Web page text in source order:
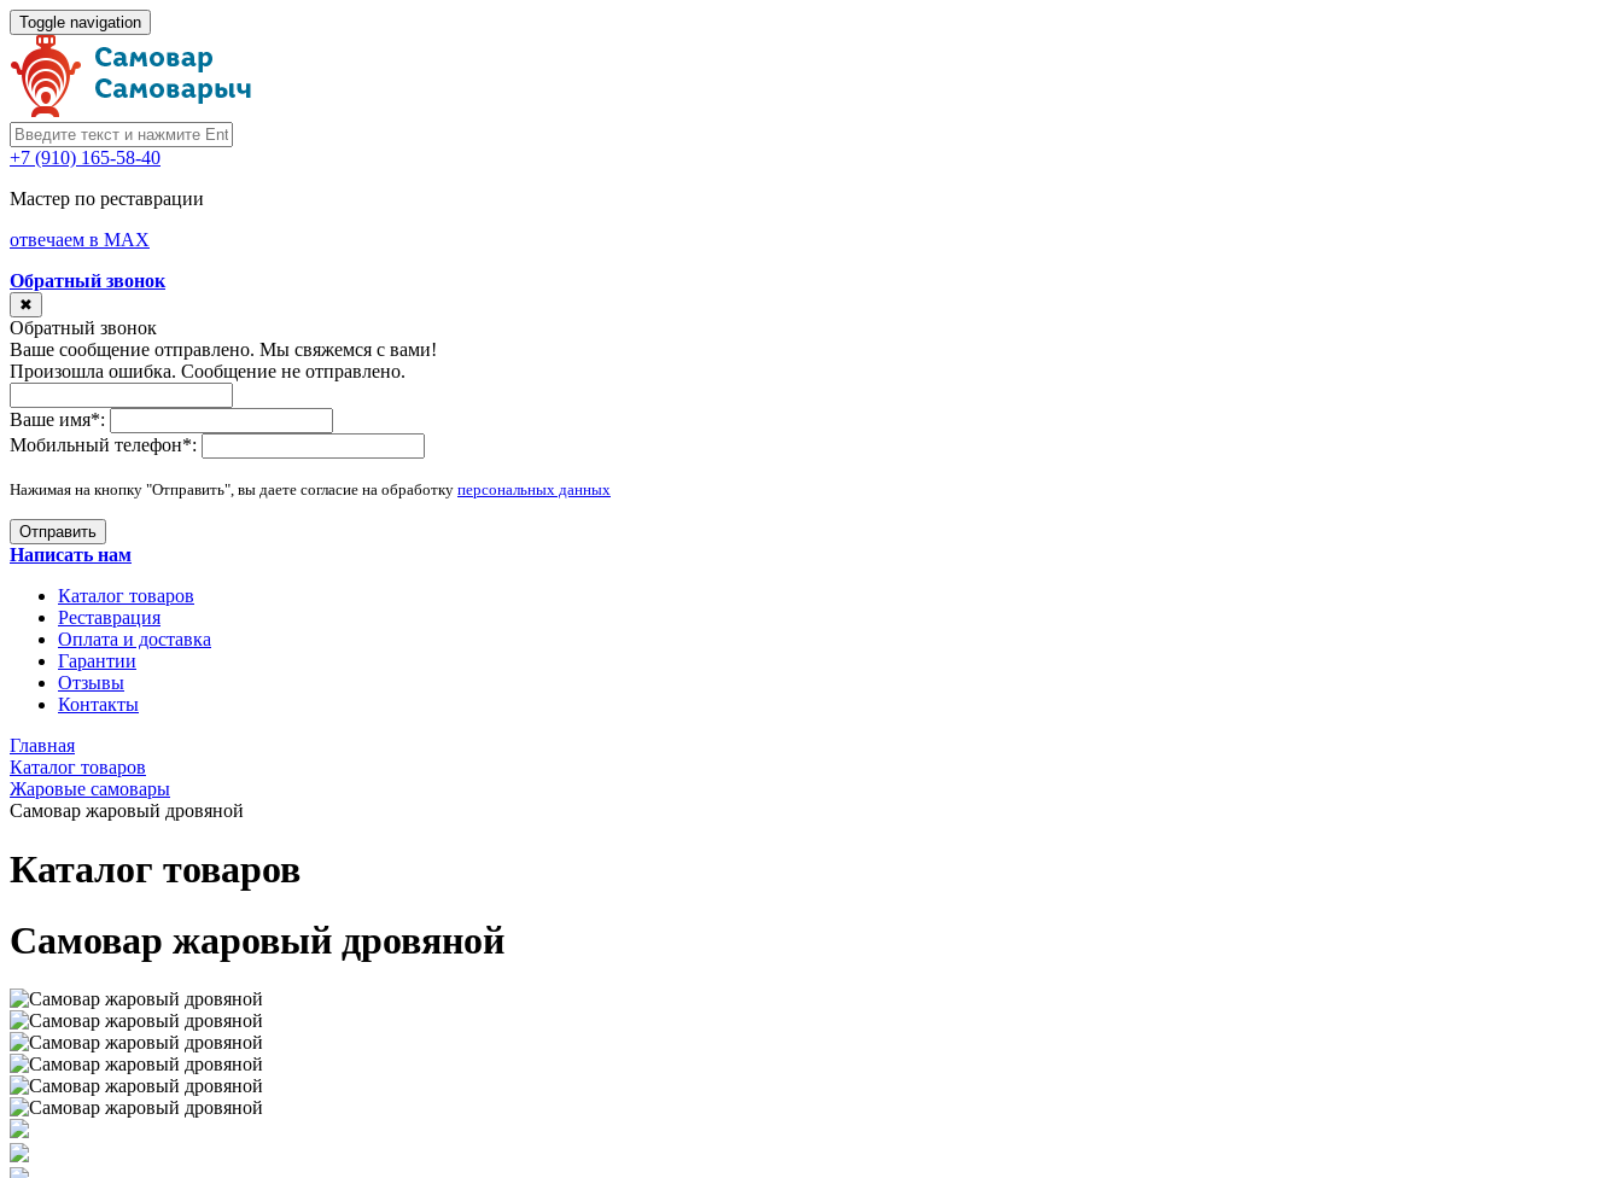
Toggle navigation
+7 (910) 165-58-40
Мастер по реставрации
отвечаем в MAX
Обратный звонок
✖
Обратный звонок
Ваше сообщение отправлено. Мы свяжемся с вами!
Произошла ошибка. Сообщение не отправлено.
Ваше имя*:
Мобильный телефон*:
Нажимая на кнопку "Отправить", вы даете согласие на обработку персональных данных
Отправить
Написать нам
Каталог товаров
Реставрация
Оплата и доставка
Гарантии
Отзывы
Контакты
Главная
Каталог товаров
Жаровые самовары
Самовар жаровый дровяной
Каталог товаров
Самовар жаровый дровяной